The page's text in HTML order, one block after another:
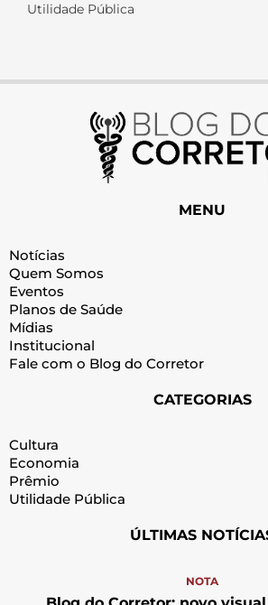
Utilidade Pública
MENU
Notícias
Quem Somos
Eventos
Planos de Saúde
Mídias
Institucional
Fale com o Blog do Corretor
CATEGORIAS
Cultura
Economia
Prêmio
Utilidade Pública
ÚLTIMAS
NOTA